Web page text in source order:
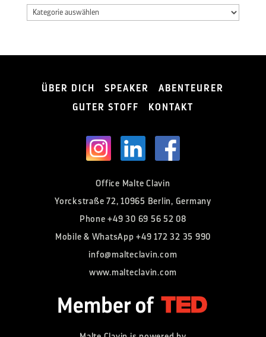
Kategorien
ÜBER DICH SPEAKER
ABENTEURER
GUTER STOFF
KONTAKT
Office Malte Clavin
Yorckstraße 72, 10965 Berlin, Germany
Phone+49 30 69 56 52 08
Mobile & WhatsApp+49 172 32 35 990
info@malteclavin.com
www.malteclavin.com